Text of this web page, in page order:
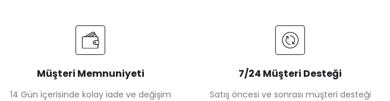
Müşteri Memnuniyeti
14 Gün içerisinde kolay iade ve değişim
7/24 Müşteri Desteği
Satış öncesi ve sonrası müşteri desteği